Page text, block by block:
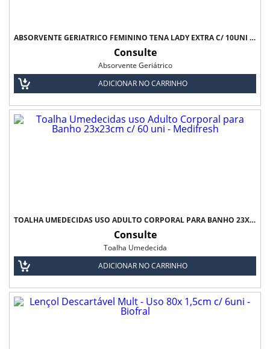
ABSORVENTE GERIÁTRICO FEMININO TENA LADY EXTRA C/ 10UNI - BIOFRAL
Consulte
Absorvente Geriátrico
ADICIONAR NO CARRINHO
TOALHA UMEDECIDAS USO ADULTO CORPORAL PARA BANHO 23X23CM C/ 60 UNI - MEDIFRESH
Consulte
Toalha Umedecida
ADICIONAR NO CARRINHO